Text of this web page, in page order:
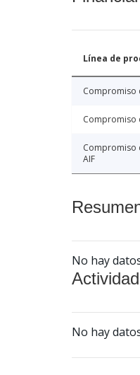
Línea de
Compromiso
Compromiso
Compromiso
AIF
No hay
No hay